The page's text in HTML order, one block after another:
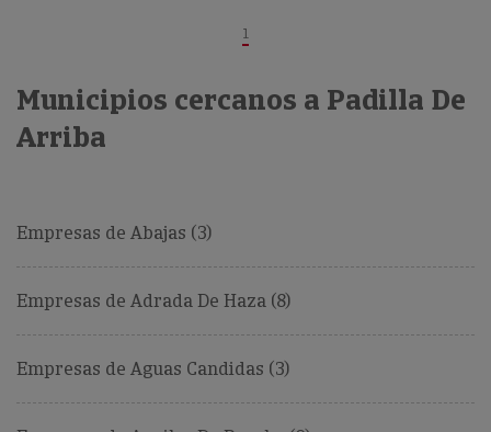
1
Municipios cercanos a Padilla De
Arriba
Empresas de Abajas (3)
Empresas de Adrada De Haza (8)
Empresas de Aguas Candidas (3)